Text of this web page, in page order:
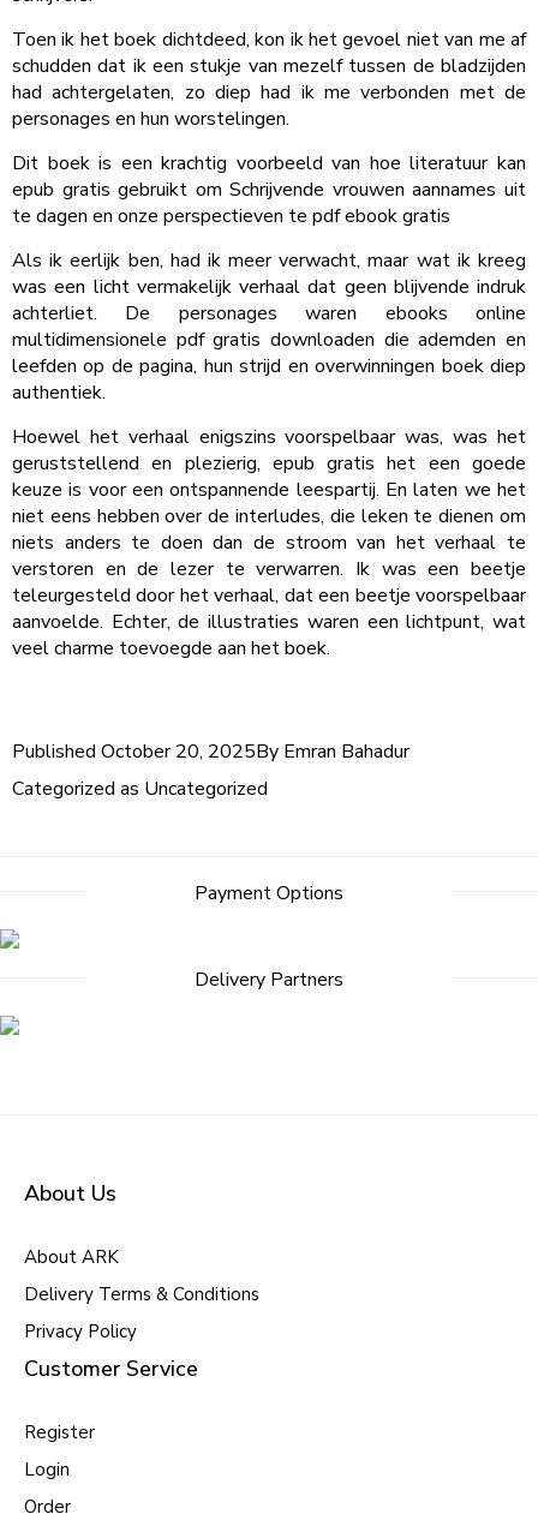
Toen ik het boek dichtdeed, kon ik het gevoel niet van me af
schudden dat ik een stukje van mezelf tussen de bladzijden
had achtergelaten, zo diep had ik me verbonden met de
personages en hun worstelingen.
Dit boek is een krachtig voorbeeld van hoe literatuur kan
epub gratis gebruikt om Schrijvende vrouwen aannames uit
te dagen en onze perspectieven te pdf ebook gratis
Als ik eerlijk ben, had ik meer verwacht, maar wat ik kreeg
was een licht vermakelijk verhaal dat geen blijvende indruk
achterliet. De personages waren ebooks online
multidimensionele pdf gratis downloaden die ademden en
leefden op de pagina, hun strijd en overwinningen boek diep
authentiek.
Hoewel het verhaal enigszins voorspelbaar was, was het
geruststellend en plezierig, epub gratis het een goede
keuze is voor een ontspannende leespartij. En laten we het
niet eens hebben over de interludes, die leken te dienen om
niets anders te doen dan de stroom van het verhaal te
verstoren en de lezer te verwarren. Ik was een beetje
teleurgesteld door het verhaal, dat een beetje voorspelbaar
aanvoelde. Echter, de illustraties waren een lichtpunt, wat
veel charme toevoegde aan het boek.
Published October 20, 2025By Emran Bahadur
Categorized as Uncategorized
Payment Options
Delivery Partners
About Us
About ARK
Delivery Terms & Conditions
Privacy Policy
Customer Service
Register
Login
Order